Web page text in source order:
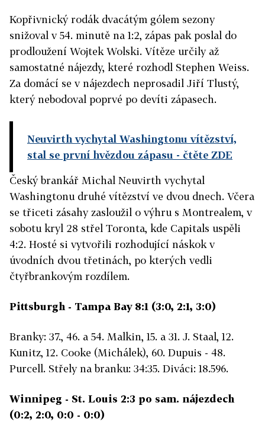
Kopřivnický rodák dvacátým gólem sezony
snižoval v 54. minutě na 1:2, zápas pak poslal do
prodloužení Wojtek Wolski. Vítěze určily až
samostatné nájezdy, které rozhodl Stephen Weiss.
Za domácí se v nájezdech neprosadil Jiří Tlustý,
který nebodoval poprvé po devíti zápasech.
Neuvirth vychytal Washingtonu vítězství,
stal se první hvězdou zápasu - čtěte ZDE
Český brankář Michal Neuvirth vychytal
Washingtonu druhé vítězství ve dvou dnech. Včera
se třiceti zásahy zasloužil o výhru s Montrealem, v
sobotu kryl 28 střel Toronta, kde Capitals uspěli
4:2. Hosté si vytvořili rozhodující náskok v
úvodních dvou třetinách, po kterých vedli
čtyřbrankovým rozdílem.
Pittsburgh - Tampa Bay 8:1 (3:0, 2:1, 3:0)
Branky: 37., 46. a 54. Malkin, 15. a 31. J. Staal, 12.
Kunitz, 12. Cooke (Michálek), 60. Dupuis - 48.
Purcell. Střely na branku: 34:35. Diváci: 18.596.
Winnipeg - St. Louis 2:3 po sam. nájezdech
(0:2, 2:0, 0:0 - 0:0)